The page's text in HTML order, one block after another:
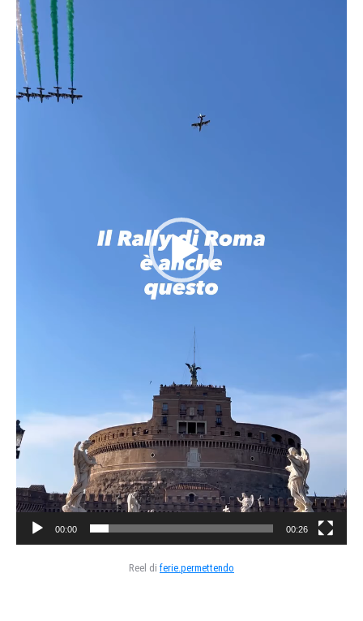
00:00 00:26
Reel di ferie.permettendo